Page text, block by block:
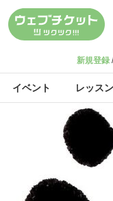
新規登録
イベント レッスン